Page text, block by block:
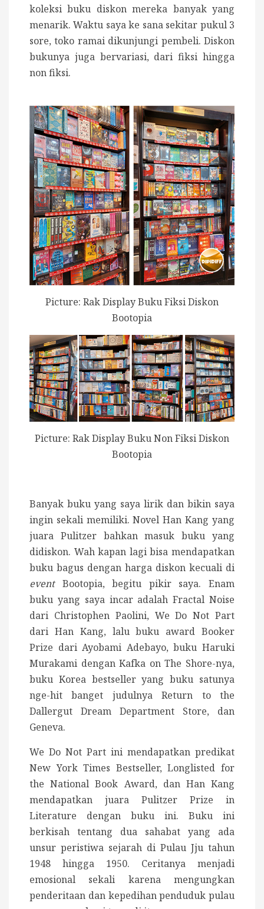
koleksi buku diskon mereka banyak yang
menarik. Waktu saya ke sana sekitar pukul 3
sore, toko ramai dikunjungi pembeli. Diskon
bukunya juga bervariasi, dari fiksi hingga
non fiksi.
Picture: Rak Display Buku Fiksi Diskon
Bootopia
Picture: Rak Display Buku Non Fiksi Diskon
Bootopia
Banyak buku yang saya lirik dan bikin saya
ingin sekali memiliki. Novel Han Kang yang
juara Pulitzer bahkan masuk buku yang
didiskon. Wah kapan lagi bisa mendapatkan
buku bagus dengan harga diskon kecuali di
eventBootopia, begitu pikir saya. Enam
buku yang saya incar adalah Fractal Noise
dari Christophen Paolini, We Do Not Part
dari Han Kang, lalu buku award Booker
Prize dari Ayobami Adebayo, buku Haruki
Murakami dengan Kafka on The Shore-nya,
buku Korea bestseller yang buku satunya
nge-hit banget judulnya Return to the
Dallergut Dream Department Store, dan
Geneva.
We Do Not Part ini mendapatkan predikat
New York Times Bestseller, Longlisted for
the National Book Award, dan Han Kang
mendapatkan juara Pulitzer Prize in
Literature dengan buku ini. Buku ini
berkisah tentang dua sahabat yang ada
unsur peristiwa sejarah di Pulau Jju tahun
1948 hingga 1950. Ceritanya menjadi
emosional sekali karena mengungkan
penderitaan dan kepedihan penduduk pulau